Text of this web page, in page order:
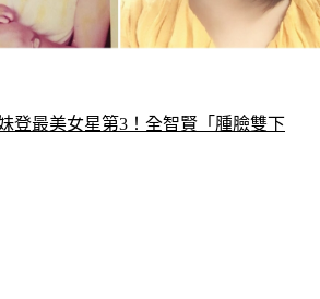
登最美女星第3！全智賢「腫臉雙下